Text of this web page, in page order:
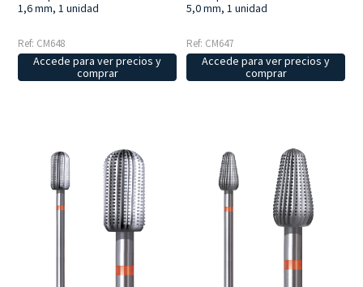
1,6 mm, 1 unidad
Ref: CM648
Accede para ver precios y
comprar
5,0 mm, 1 unidad
Ref: CM647
Accede para ver precios y
comprar